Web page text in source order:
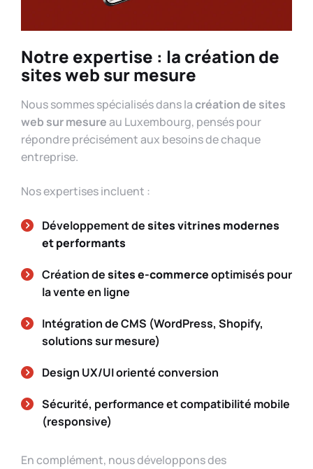
Notre expertise : la création de
sites web sur mesure
Nous sommes spécialisés dans lacréation de sites
web sur mesureau Luxembourg, pensés pour
répondre précisément aux besoins de chaque
entreprise.
Nos expertises incluent :
Développement desites vitrines modernes
et performants
Création desites e-commerceoptimisés pour
la vente en ligne
Intégration de CMS (WordPress, Shopify,
solutions sur mesure)
Design UX/UI orienté conversion
Sécurité, performance et compatibilité mobile
(responsive)
En complément, nous développons des